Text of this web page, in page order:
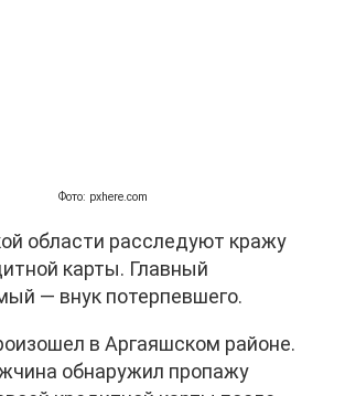
Фото: pxhere.com
области расследуют кражу
карты. Главный
— внук потерпевшего.
в Аргаяшском районе.
обнаружил пропажу